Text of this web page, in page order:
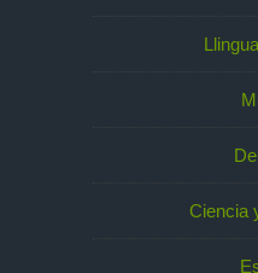
Ciencia